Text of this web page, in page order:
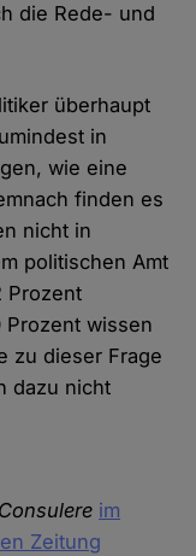
die Rede- und
überhaupt
in
wie eine
finden es
nicht in
politischen Amt
Prozent
wissen
zu dieser Frage
dazu nicht
im
Zeitung